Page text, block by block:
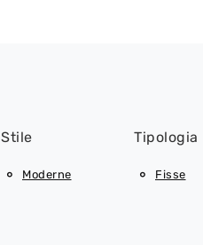
Stile
Moderne
Tipologia
Fisse